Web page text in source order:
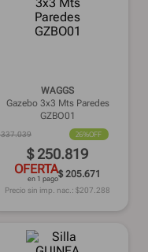
WAGGS
Gazebo 3x3 Mts Paredes
GZBO01
337.039 26%OFF
$ 250.819
OFERTA
en 1 pago$ 205.671
Precio sin imp. nac.: $207.288